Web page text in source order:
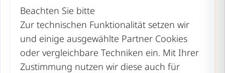
Hamburg
Hessen
Mecklenburg-Vorpommern
Beachten Sie bitte
Zur technischen Funktionalität setzen wir
und einige ausgewählte Partner Cookies
oder vergleichbare Techniken ein. Mit Ihrer
Zustimmung nutzen wir diese auch für